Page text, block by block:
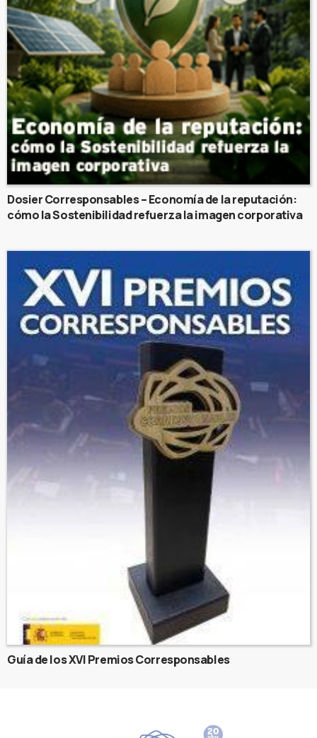
Dosier Corresponsables – Economía de la reputación:
cómo la Sostenibilidad refuerza la imagen corporativa
Guía de los XVI Premios Corresponsables